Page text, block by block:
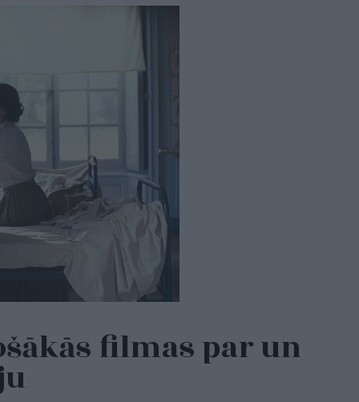
filmas par un